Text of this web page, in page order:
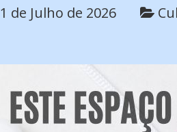
1 de Julho de 2026